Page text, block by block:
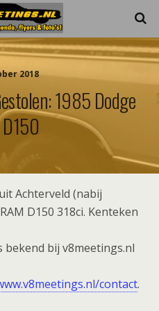
2018
1985 Dodge
Achterveld (nabij
D150 318ci. Kenteken
bij v8meetings.nl
contact.